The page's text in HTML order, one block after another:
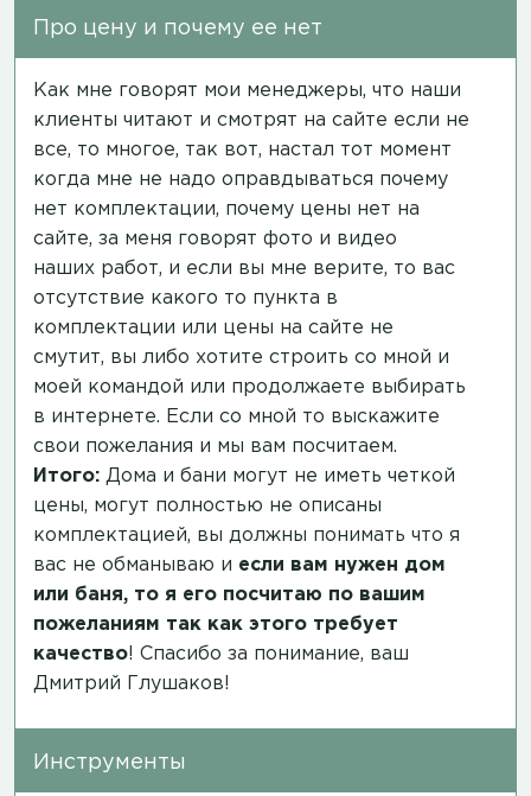
Про цену и почему ее нет
Как мне говорят мои менеджеры, что наши
клиенты читают и смотрят на сайте если не
все, то многое, так вот, настал тот момент
когда мне не надо оправдываться почему
нет комплектации, почему цены нет на
сайте, за меня говорят фото и видео
наших работ, и если вы мне верите, то вас
отсутствие какого то пункта в
комплектации или цены на сайте не
смутит, вы либо хотите строить со мной и
моей командой или продолжаете выбирать
в интернете. Если со мной то выскажите
свои пожелания и мы вам посчитаем.
Итого: Дома и бани могут не иметь четкой
цены, могут полностью не описаны
комплектацией, вы должны понимать что я
вас не обманываю и если вам нужен дом
или баня, то я его посчитаю по вашим
пожеланиям так как этого требует
качество! Спасибо за понимание, ваш
Дмитрий Глушаков!
Инструменты